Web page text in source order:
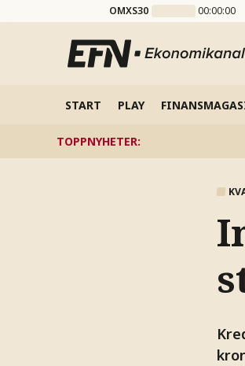
OMXS30 00:00:00
START PLAY
TOPPNYHETER: